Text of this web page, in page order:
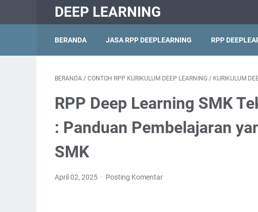
DEEP LEARNING
BERANDA JASA RPP DEEPLEARNING RPP
BERANDA / CONTOH RPP KURIKULUM DEEP LEARNING / KURIKULUM
RPP Deep Learning SMK
: Panduan Pembelajaran
SMK
April 02, 2025 Posting Komentar